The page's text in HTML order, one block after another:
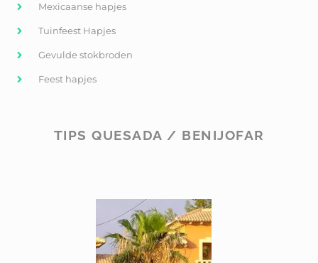
Mexicaanse hapjes
Tuinfeest Hapjes
Gevulde stokbroden
Feest hapjes
TIPS QUESADA / BENIJOFAR